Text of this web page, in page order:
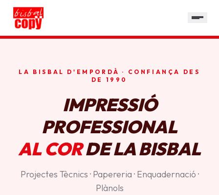
HORARI
LA BISBAL D'EMPORDÀ · CONFIANÇA DES
DE 1990
IMPRESSIÓ
PROFESSIONAL
AL CORDE LA BISBAL
Projectes Tècnics · Papereria · Enquadernació ·
Plànols